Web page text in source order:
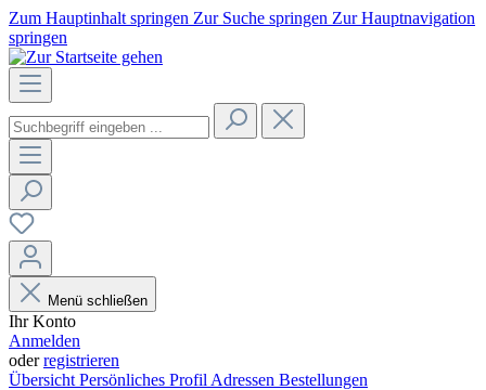
Zum Hauptinhalt springen Zur Suche springen Zur Hauptnavigation
springen
Menü schließen
Ihr Konto
Anmelden
oderregistrieren
Übersicht Persönliches Profil Adressen Bestellungen